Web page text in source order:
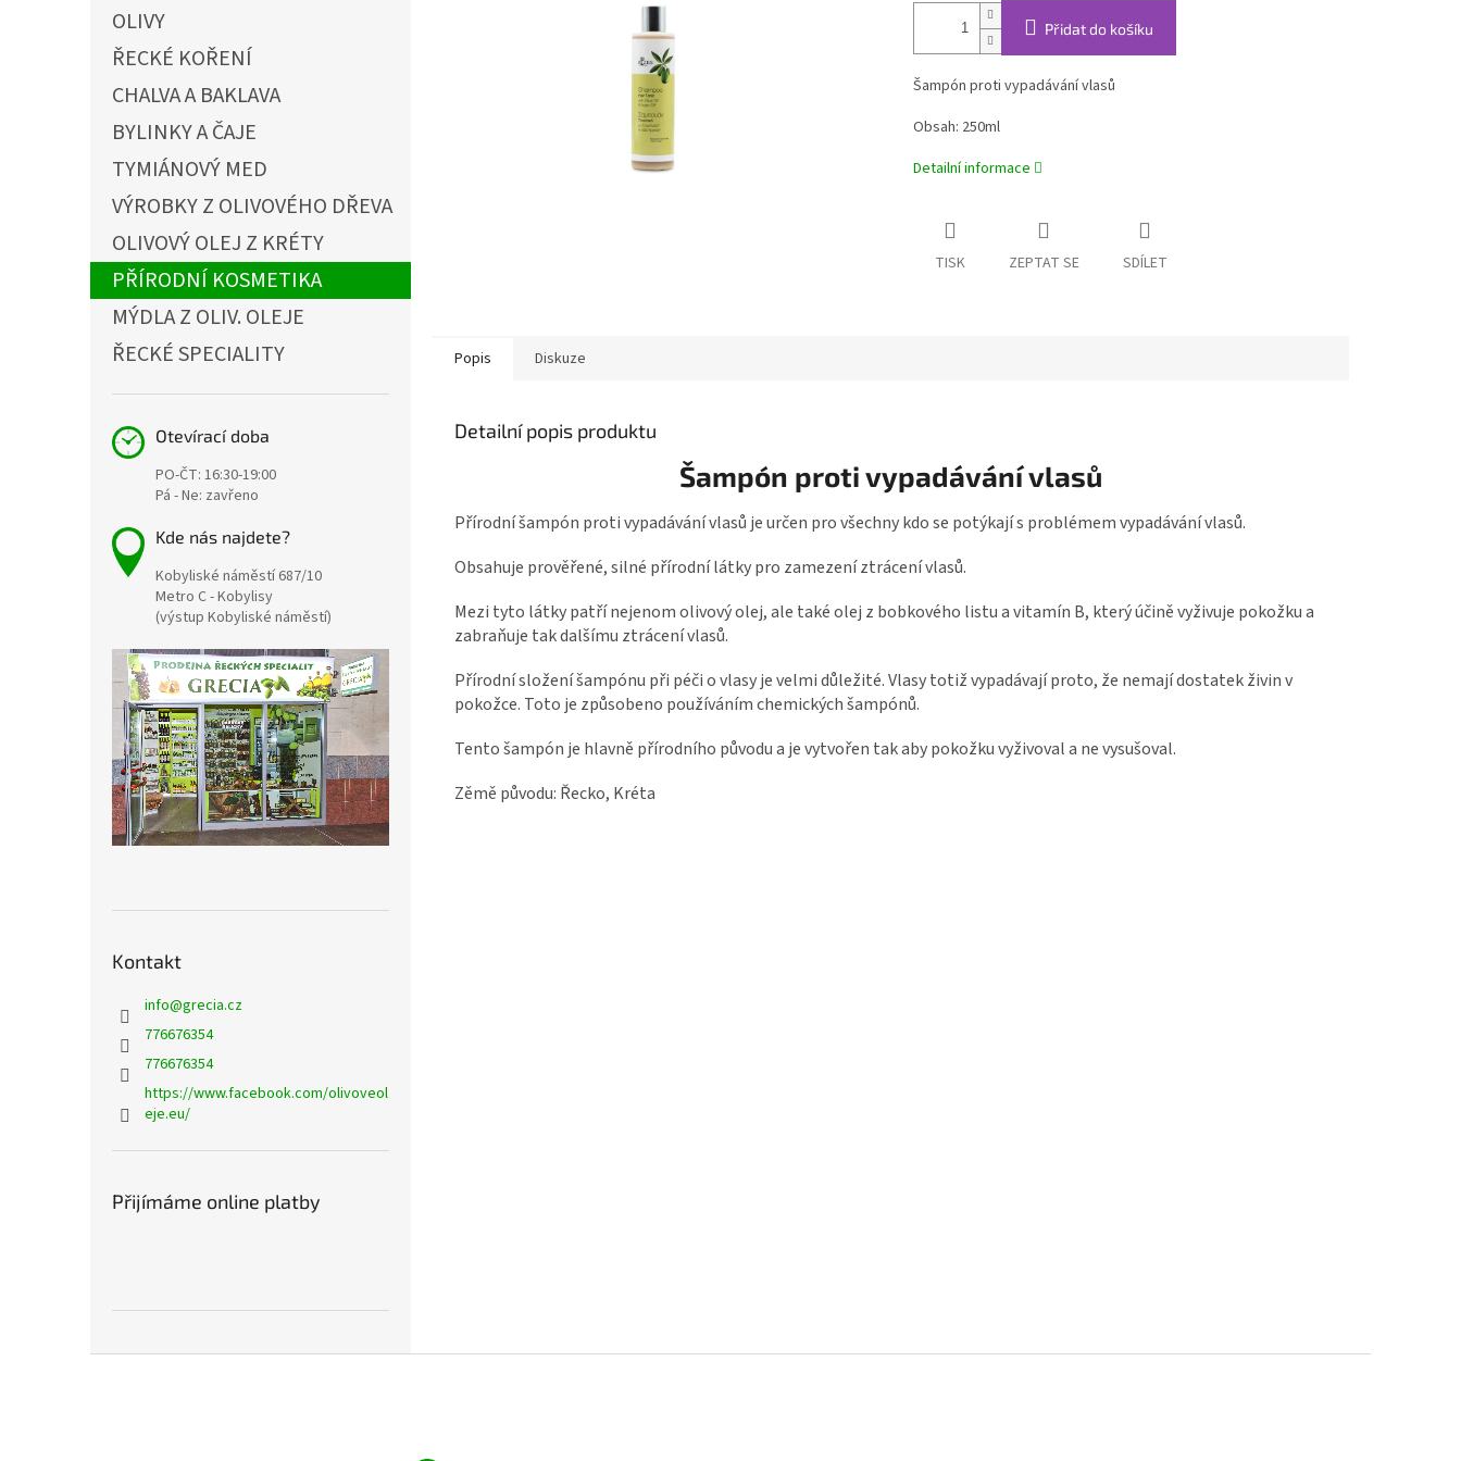
OLIVY
ŘECKÉ KOŘENÍ
CHALVA A BAKLAVA
BYLINKY A ČAJE
TYMIÁNOVÝ MED
VÝROBKY Z OLIVOVÉHO DŘEVA
OLIVOVÝ OLEJ Z KRÉTY
PŘÍRODNÍ KOSMETIKA
MÝDLA Z OLIV. OLEJE
ŘECKÉ SPECIALITY
Otevírací doba
PO-ČT: 16:30-19:00
Pá - Ne: zavřeno
Kde nás najdete?
Kobyliské náměstí 687/10
Metro C - Kobylisy
(výstup Kobyliské náměstí)
Kontakt
info@grecia.cz
776676354
776676354
https://www.facebook.com/olivoveol
eje.eu/
Přijímáme online platby
Přidat do košíku
Šampón proti vypadávání vlasů
Obsah: 250ml
Detailní informace
TISK ZEPTAT SE SDÍLET
Popis Diskuze
Detailní popis produktu
Šampón proti vypadávání vlasů
Přírodní šampón proti vypadávání vlasů je určen pro všechny kdo se potýkají s problémem vypadávání vlasů.
Obsahuje prověřené, silné přírodní látky pro zamezení ztrácení vlasů.
Mezi tyto látky patří nejenom olivový olej, ale také olej z bobkového listu a vitamín B, který účině vyživuje pokožku a
zabraňuje tak dalšímu ztrácení vlasů.
Přírodní složení šampónu při péči o vlasy je velmi důležité. Vlasy totiž vypadávají proto, že nemají dostatek živin v
pokožce. Toto je způsobeno používáním chemických šampónů.
Tento šampón je hlavně přírodního původu a je vytvořen tak aby pokožku vyživoval a ne vysušoval.
Zěmě původu: Řecko, Kréta